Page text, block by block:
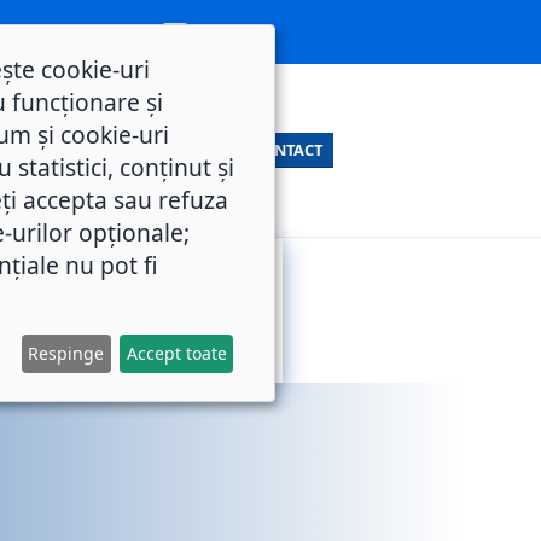
CONTACT
cookie-uri
funcționare și
și cookie-uri
statistici, conținut și
accepta sau refuza
urilor opționale;
nu pot fi
Respinge Accept toate